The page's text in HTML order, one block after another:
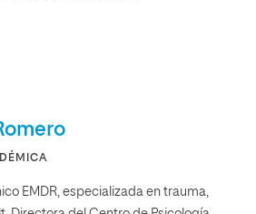
EMDR, especializada en trauma,